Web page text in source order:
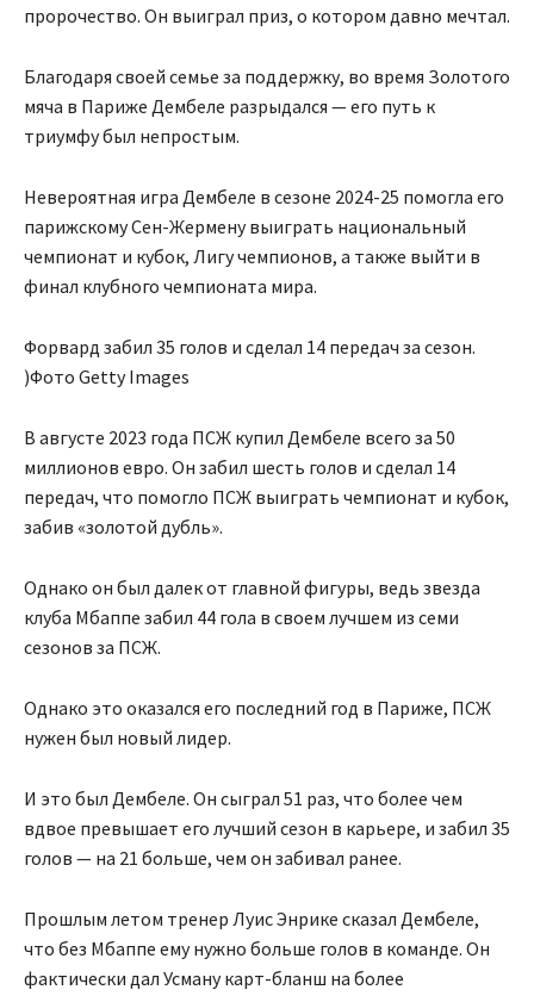
пророчество. Он выиграл приз, о котором давно мечтал.
Благодаря своей семье за поддержку, во время Золотого
мяча в Париже Дембеле разрыдался — его путь к
триумфу был непростым.
Невероятная игра Дембеле в сезоне 2024-25 помогла его
парижскому Сен-Жермену выиграть национальный
чемпионат и кубок, Лигу чемпионов, а также выйти в
финал клубного чемпионата мира.
Форвард забил 35 голов и сделал 14 передач за сезон.
)Фото Getty Images
В августе 2023 года ПСЖ купил Дембеле всего за 50
миллионов евро. Он забил шесть голов и сделал 14
передач, что помогло ПСЖ выиграть чемпионат и кубок,
забив «золотой дубль».
Однако он был далек от главной фигуры, ведь звезда
клуба Мбаппе забил 44 гола в своем лучшем из семи
сезонов за ПСЖ.
Однако это оказался его последний год в Париже, ПСЖ
нужен был новый лидер.
И это был Дембеле. Он сыграл 51 раз, что более чем
вдвое превышает его лучший сезон в карьере, и забил 35
голов — на 21 больше, чем он забивал ранее.
Прошлым летом тренер Луис Энрике сказал Дембеле,
что без Мбаппе ему нужно больше голов в команде. Он
фактически дал Усману карт-бланш на более